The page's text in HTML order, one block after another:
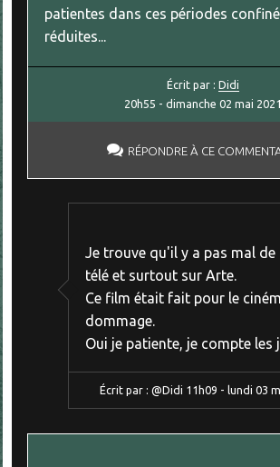
patientes dans ces périodes
réduites...
Écrit par : Didi
20h55 - dimanche 02 mai 2021
RÉPONDRE À CE
Je trouve qu'il y a pas mal de
télé et surtout sur Arte.
Ce film était fait pour le
dommage.
Oui je patiente, je compte les
Écrit par :@Didi 11h09 - lundi 03